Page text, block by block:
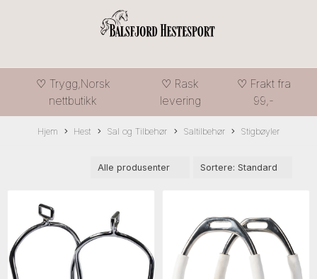
♡ Trygg,Norsk
nettbutikk
♡ Rask
levering
♡ Frakt fra
99,-
Hjem Hest Sal og Tilbehør Saltilbehør Stigbøyler